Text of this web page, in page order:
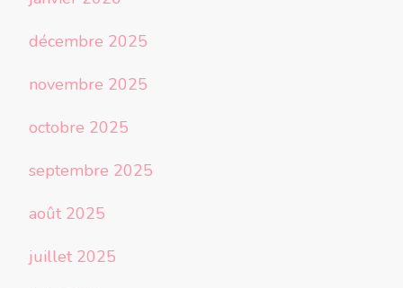
décembre 2025
novembre 2025
octobre 2025
septembre 2025
août 2025
juillet 2025